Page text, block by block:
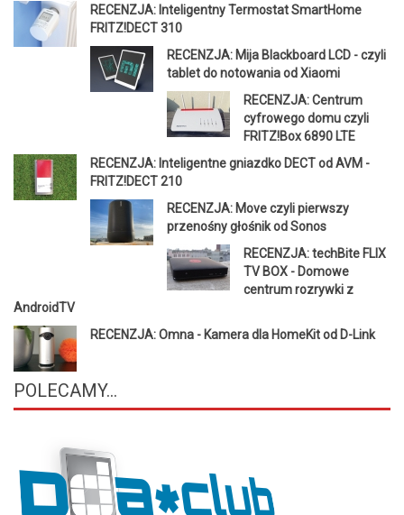
RECENZJA: Inteligentny Termostat SmartHome
FRITZ!DECT 310
RECENZJA: Mija Blackboard LCD - czyli
tablet do notowania od Xiaomi
RECENZJA: Centrum
cyfrowego domu czyli
FRITZ!Box 6890 LTE
RECENZJA: Inteligentne gniazdko DECT od AVM -
FRITZ!DECT 210
RECENZJA: Move czyli pierwszy
przenośny głośnik od Sonos
RECENZJA: techBite FLIX
TV BOX - Domowe
centrum rozrywki z
AndroidTV
RECENZJA: Omna - Kamera dla HomeKit od D-Link
POLECAMY...